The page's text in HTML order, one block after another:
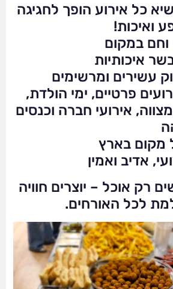
כל אירוע הופך לחגיגה
ואיכות!
במקום
איכותיות
עשירים ומרשימים
פרטיים, ימי הולדת,
אירועי חברה וכנסים
מקום בארץ
אדיב ואמין
רק אוכל – יוצרים חוויה
לכל האורחים.